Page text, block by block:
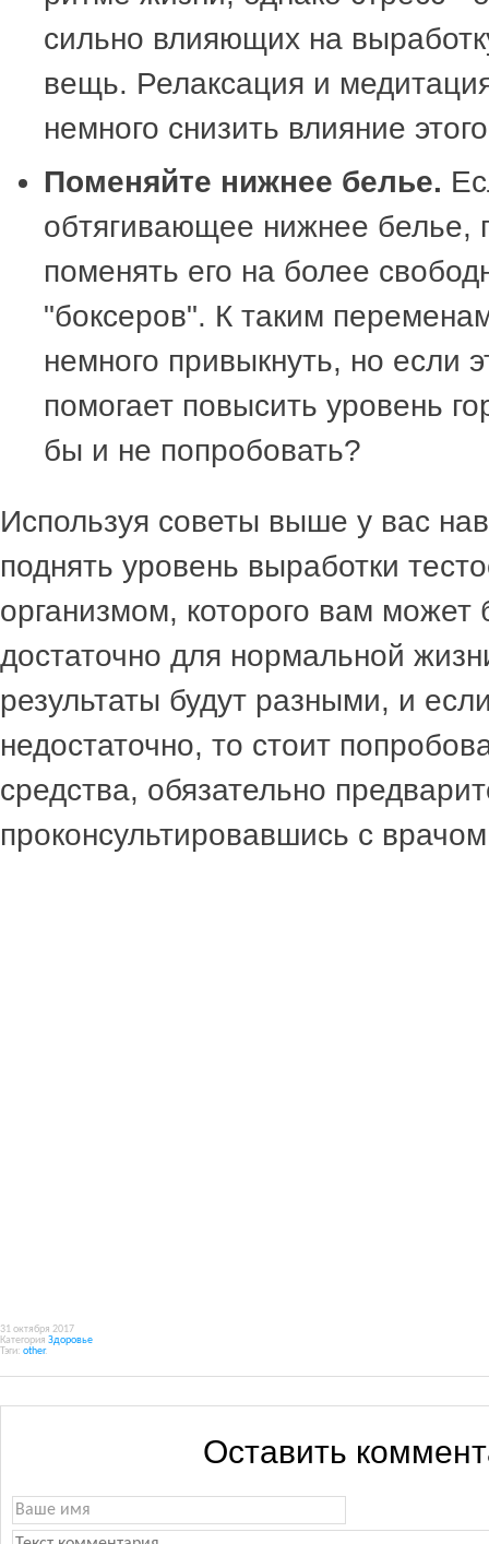
сильно влияющих на
вещь. Релаксация и
немного снизить влияние
Поменяйте нижнее белье.
обтягивающее нижнее белье,
поменять его на более
"боксеров". К таким
немного привыкнуть, но если
помогает повысить уровень
бы и не попробовать?
Используя советы выше у вас
поднять уровень выработки
организмом, которого вам может
достаточно для нормальной
результаты будут разными, и
недостаточно, то стоит
средства, обязательно
проконсультировавшись с
31 октября 2017
Категория Здоровье
Тэги: other.
Оставить